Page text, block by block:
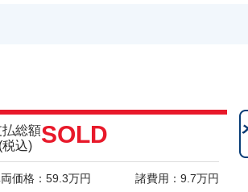
払総額
(税込)
SOLD
価格：59.3万円 諸費用：9.7万円